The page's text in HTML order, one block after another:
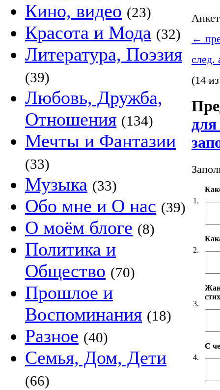
Кино, видео (23)
Красота и Мода (32)
Литература, Поэзия
(39)
Любовь, Дружба,
Отношения (134)
Мечты и Фантазии
(33)
Музыка (33)
Обо мне и О нас (39)
О моём блоге (8)
Политика и
Общество (70)
Прошлое и
Воспоминания (18)
Разное (40)
Семья, Дом, Дети
(66)
←
след.
(14
для
1.
2.
3.
4.
С